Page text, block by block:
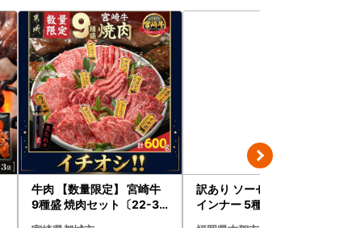
牛肉 【数量限定】 宮崎牛
9種盛 焼肉セット〔22-31
訳あり ソーセージ福袋 ウ
インナー 5種セット 合計4.